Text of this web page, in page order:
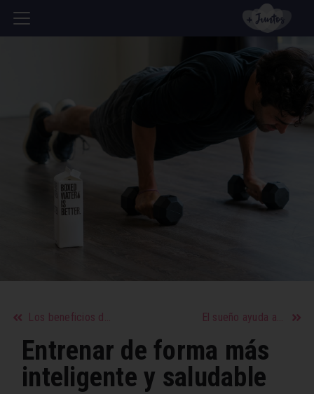
Los beneficios de la miel para la piel y el cabello El sueño ayuda a reducir el riesgo de demencia
Entrenar de forma más
inteligente y saludable